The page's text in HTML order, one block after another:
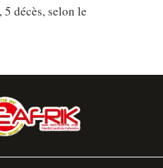
décès, selon le